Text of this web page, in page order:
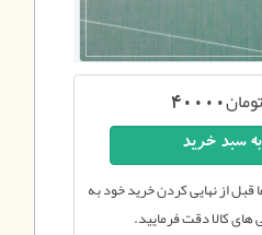
تومان40000
قبل از نهایی کردن خرید خود به
کالا دقت فرمایید.